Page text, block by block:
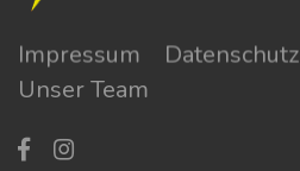
Impressum Datenschutz
Unser Team